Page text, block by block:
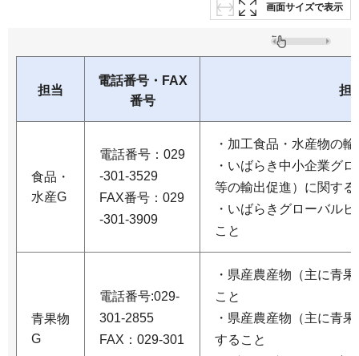
画面サイズで表示
担当
電話番号・FAX
番号
担
食品・
水産G
電話番号：029
-301-3529
FAX番号：029
-301-3909
・加工食品・水産物の
・いばらき中小企業グ
等の輸出促進）に関する
・いばらきグローバル
こと
青果物
G
電話番号:029-
301-2855
FAX：029-301
・県産農産物（主に青
こと
・県産農産物（主に青
すること